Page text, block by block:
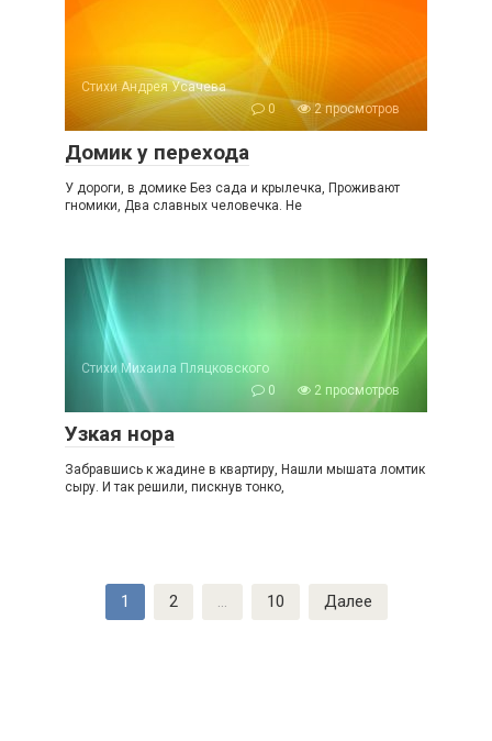
Стихи Андрея Усачева
0
2 просмотров
Домик у перехода
У дороги, в домике Без сада и крылечка, Проживают
гномики, Два славных человечка. Не
Стихи Михаила Пляцковского
0
2 просмотров
Узкая нора
Забравшись к жадине в квартиру, Нашли мышата ломтик
сыру. И так решили, пискнув тонко,
1 2 … 10 Далее